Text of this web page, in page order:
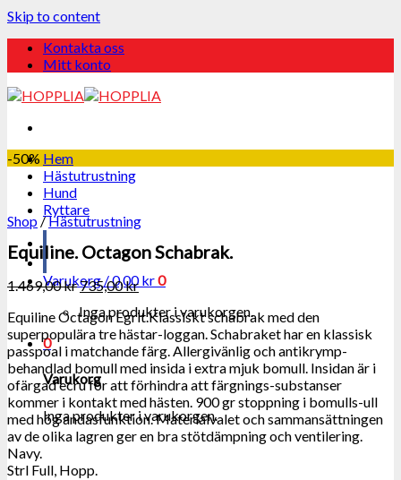
Skip to content
Kontakta oss
Mitt konto
Hem
Hästutrustning
Hund
Ryttare
Varukorg /0,00kr0
Inga produkter i varukorgen.
0
Varukorg
Inga produkter i varukorgen.
-50%
Shop /Hästutrustning
Equiline. Octagon Schabrak.
1.469,00kr735,00kr
Equiline Octagon Egrit.Klassiskt schabrak med den
superpopulära tre hästar-loggan. Schabraket har en klassisk
passpoal i matchande färg. Allergivänlig och antikrymp-
behandlad bomull med insida i extra mjuk bomull. Insidan är i
ofärgad ecru för att förhindra att färgnings-substanser
kommer i kontakt med hästen. 900 gr stoppning i bomulls-ull
med hög andasfunktion. Materialvalet och sammansättningen
av de olika lagren ger en bra stötdämpning och ventilering.
Navy.
Strl Full, Hopp.